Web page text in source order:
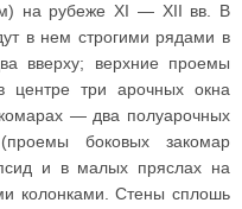
на рубеже XI — XII вв. В
в нем строгими рядами в
вверху; верхние проемы
три арочных окна
— два полуарочных
боковых закомар
и в малых пряслах на
колонками. Стены сплошь